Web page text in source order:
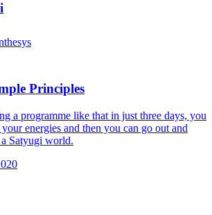
Principles
a programme like that in just three days, you
energies and then you can go out and
Satyugi world.